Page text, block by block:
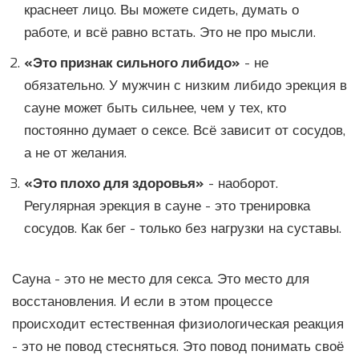
краснеет лицо. Вы можете сидеть, думать о
работе, и всё равно встать. Это не про мысли.
«Это признак сильного либидо» - не
обязательно. У мужчин с низким либидо эрекция в
сауне может быть сильнее, чем у тех, кто
постоянно думает о сексе. Всё зависит от сосудов,
а не от желания.
«Это плохо для здоровья» - наоборот.
Регулярная эрекция в сауне - это тренировка
сосудов. Как бег - только без нагрузки на суставы.
Сауна - это не место для секса. Это место для
восстановления. И если в этом процессе
происходит естественная физиологическая реакция
- это не повод стесняться. Это повод понимать своё